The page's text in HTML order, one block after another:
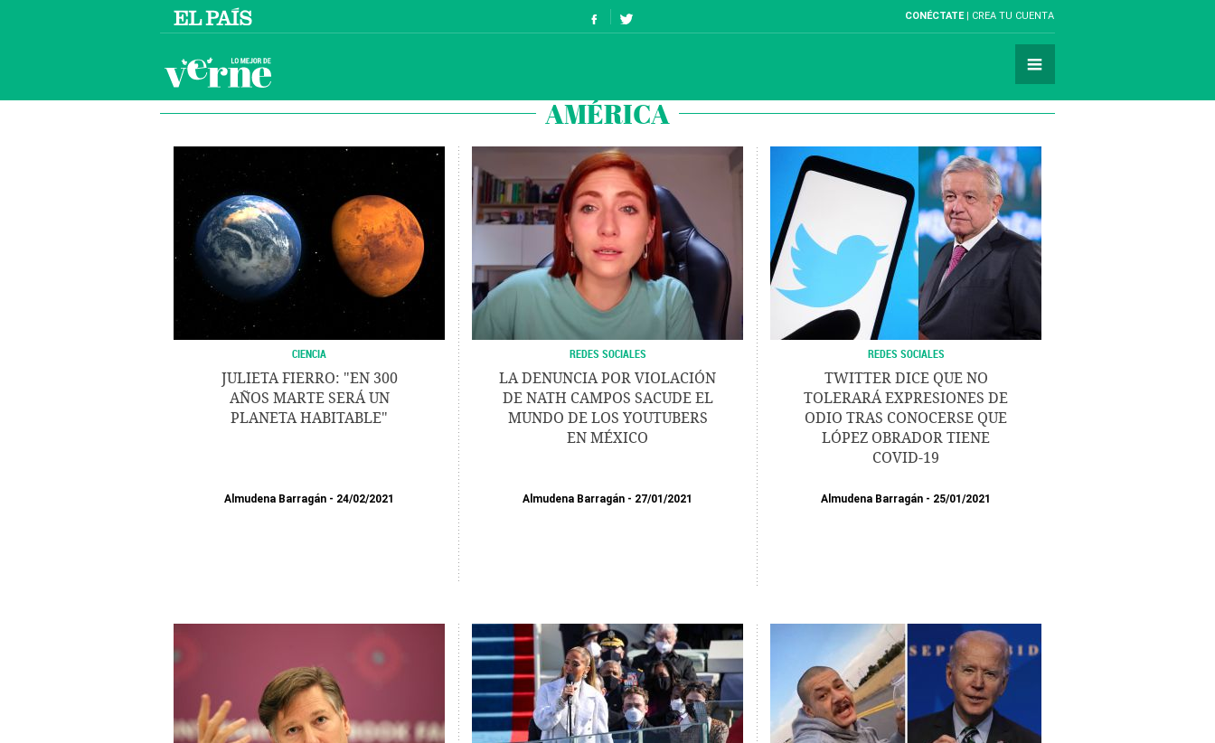
CONÉCTATE CREA TU CUENTA
AMÉRICA
CIENCIA
JULIETA FIERRO: "EN 300
AÑOS MARTE SERÁ UN
PLANETA HABITABLE"
Almudena Barragán 24/02/2021
REDES SOCIALES
LA DENUNCIA POR VIOLACIÓN
DE NATH CAMPOS SACUDE EL
MUNDO DE LOS YOUTUBERS
EN MÉXICO
Almudena Barragán 27/01/2021
REDES SOCIALES
TWITTER DICE QUE NO
TOLERARÁ EXPRESIONES DE
ODIO TRAS CONOCERSE QUE
LÓPEZ OBRADOR TIENE
COVID-19
Almudena Barragán 25/01/2021